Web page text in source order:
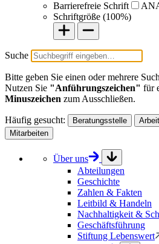
Barrierefreie Schrift
AN
Schriftgröße (100%)
Suche
Bitte geben Sie einen oder mehrere
Nutzen Sie "Anführungszeichen" für
Minuszeichen zum Ausschließen.
Häufig gesucht: Beratungsstelle
Mitarbeiten
Über uns
Abteilungen
Geschichte
Zahlen & Fakten
Leitbild & Handeln
Nachhaltigkeit &
Geschäftsführung
Stiftung Lebenswert